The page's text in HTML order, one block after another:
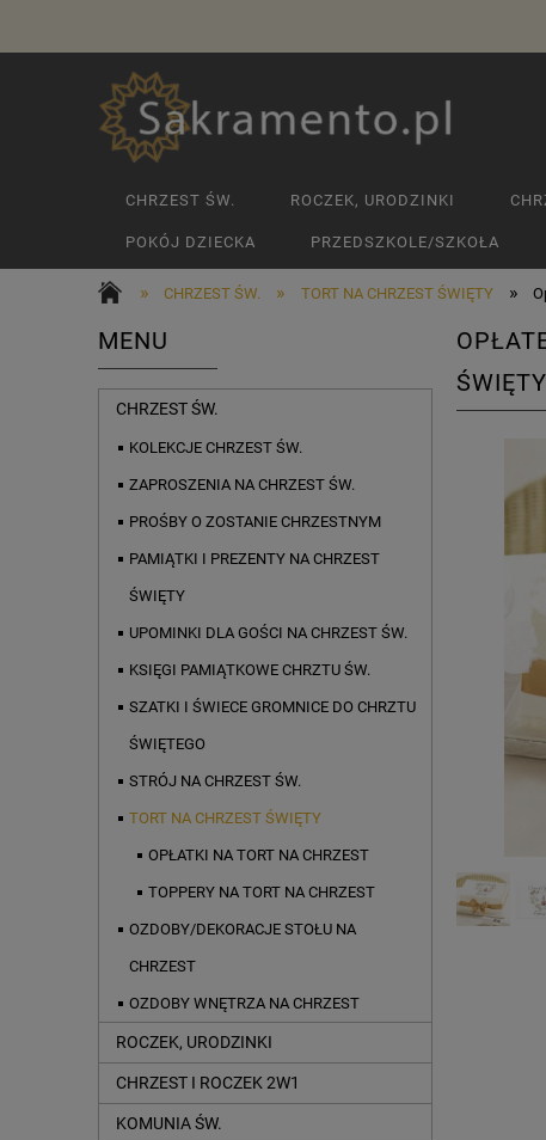
CHRZEST ŚW. ROCZEK, URODZINKI
POKÓJ DZIECKA PRZEDSZKOLE/SZKOŁA
» CHRZEST ŚW. » TORT NA CHRZEST ŚWIĘTY »
MENU
CHRZEST ŚW.
KOLEKCJE CHRZEST ŚW.
ZAPROSZENIA NA CHRZEST ŚW.
PROŚBY O ZOSTANIE CHRZESTNYM
PAMIĄTKI I PREZENTY NA CHRZEST
ŚWIĘTY
UPOMINKI DLA GOŚCI NA CHRZEST ŚW.
KSIĘGI PAMIĄTKOWE CHRZTU ŚW.
SZATKI I ŚWIECE GROMNICE DO CHRZTU
ŚWIĘTEGO
STRÓJ NA CHRZEST ŚW.
TORT NA CHRZEST ŚWIĘTY
OPŁATKI NA TORT NA CHRZEST
TOPPERY NA TORT NA CHRZEST
OZDOBY/DEKORACJE STOŁU NA
CHRZEST
OZDOBY WNĘTRZA NA CHRZEST
ROCZEK, URODZINKI
CHRZEST I ROCZEK 2W1
KOMUNIA ŚW.
ŚWIĘTY